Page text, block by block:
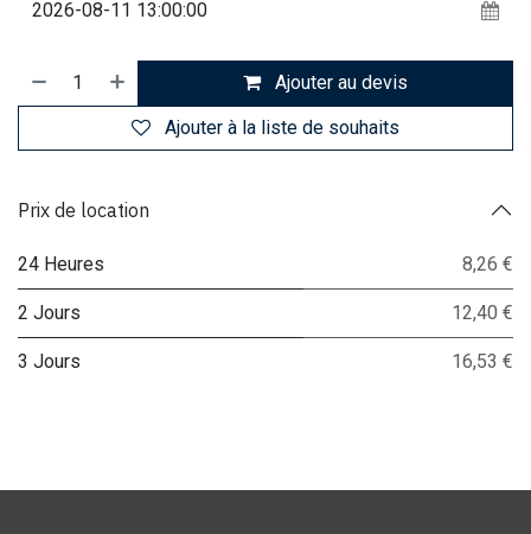
Ajouter au devis
Ajouter à la liste de souhaits
Prix de location
24 Heures 8,26 €
2 Jours 12,40 €
3 Jours 16,53 €